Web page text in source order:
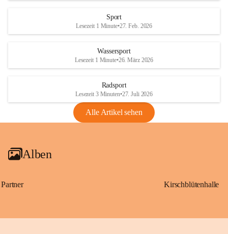
Rebe und der Amerikanischen
Anhang VBl. EU Nr. 18
1 Seite•1,4 MB
VBl. EU Nr. 18_2026
Sport
Lesezeit 1 Minute•27. Feb. 2026
Wassersport
Lesezeit 1 Minute•26. März 2026
Radsport
Lesezeit 3 Minuten•27. Juli 2026
Alle Artikel sehen
Alben
Partner Kirschblütenhalle